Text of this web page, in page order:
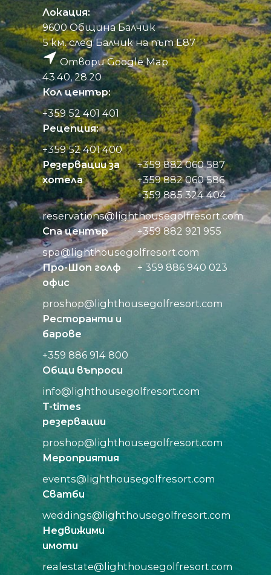
Локация:
9600 Община Балчик
5 км. след Балчик на път Е87
Отвори Google Map
43.40, 28.20
Кол център:
+359 52 401 401
Рецепция:
+359 52 401 400
Резервации за
хотела
+359 882 060 587
+359 882 060 586
+359 885 324 404
reservations@lighthousegolfresort.com
Спа център
+359 882 921 955
spa@lighthousegolfresort.com
Про-Шоп голф
офис
+ 359 886 940 023
proshop@lighthousegolfresort.com
Ресторанти и
барове
+359 886 914 800
Общи въпроси
info@lighthousegolfresort.com
T-times
резервации
proshop@lighthousegolfresort.com
Мероприятия
events@lighthousegolfresort.com
Сватби
weddings@lighthousegolfresort.com
Недвижими
имоти
realestate@lighthousegolfresort.com